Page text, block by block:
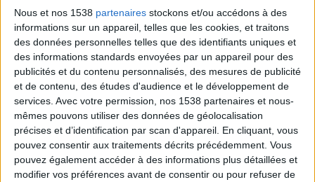
Nous et nos 1538 partenaires stockons et/ou accédons à des
informations sur un appareil, telles que les cookies, et traitons
des données personnelles telles que des identifiants uniques et
des informations standards envoyées par un appareil pour des
publicités et du contenu personnalisés, des mesures de publicité
et de contenu, des études d'audience et le développement de
services. Avec votre permission, nos 1538 partenaires et nous-
mêmes pouvons utiliser des données de géolocalisation
précises et d’identification par scan d'appareil. En cliquant, vous
pouvez consentir aux traitements décrits précédemment. Vous
pouvez également accéder à des informations plus détaillées et
modifier vos préférences avant de consentir ou pour refuser de
18:22 Y a-t-il un aliment qui aide à éliminer
d'avantage ?
20:55 Je n'ai jamais faim.
Combien de kilos souhaitez-vous perdre ?
Moins de
5 kilos
De 5 à 10
kilos
Plus de
10 kilos